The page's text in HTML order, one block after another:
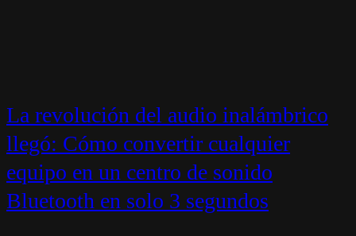
La revolución del audio inalámbrico
llegó: Cómo convertir cualquier
equipo en un centro de sonido
Bluetooth en solo 3 segundos